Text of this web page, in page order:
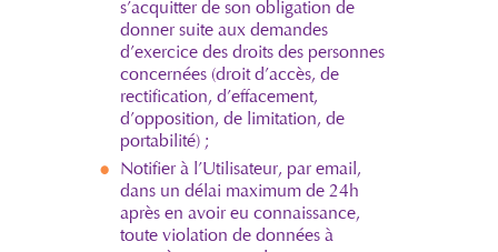
s’acquitter de son obligation de
donner suite aux demandes
d’exercice des droits des personnes
concernées (droit d’accès, de
rectification, d’effacement,
d’opposition, de limitation, de
portabilité) ;
Notifier à l’Utilisateur, par email,
dans un délai maximum de 24h
après en avoir eu connaissance,
toute violation de données à